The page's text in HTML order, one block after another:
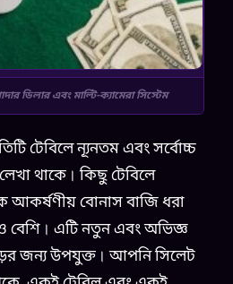
ডিলার এবং মাল্টি-ক্যামেরা সিস্টেম
টেবিলে ন্যূনতম এবং সর্বোচ্চ
থাকে। কিছু টেবিলে
আকর্ষণীয় বোনাস বাজি ধরা
বেশি। এটি নতুন এবং অভিজ্ঞ
জন্য উপযুক্ত। আপনি সিলেট